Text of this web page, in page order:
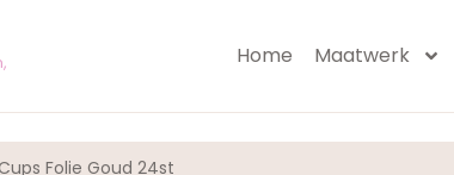
Home Maatwerk
Cups Folie Goud 24st